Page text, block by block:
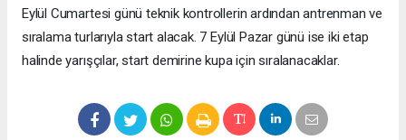
Eylül Cumartesi günü teknik kontrollerin ardından antrenman ve
sıralama turlarıyla start alacak. 7 Eylül Pazar günü ise iki etap
halinde yarışçılar, start demirine kupa için sıralanacaklar.